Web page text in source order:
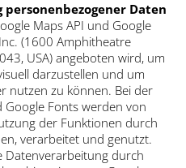
Daten
Maps API und Google
(1600 Amphitheatre
USA) angeboten wird, um
darzustellen und um
nutzen zu können. Bei der
Fonts werden von
der Funktionen durch
verarbeitet und genutzt.
durch